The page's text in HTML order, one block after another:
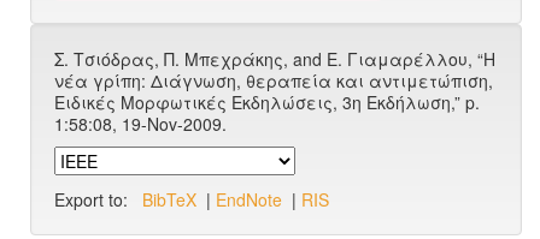
Σ. Τσιόδρας, Π. Μπεχράκης, and Ε. Γιαμαρέλλου, “Η
νέα γρίπη: Διάγνωση, θεραπεία και αντιμετώπιση,
Ειδικές Μορφωτικές Εκδηλώσεις, 3η Εκδήλωση,” p.
1:58:08, 19-Nov-2009.
Export to: BibTeX | EndNote | RIS